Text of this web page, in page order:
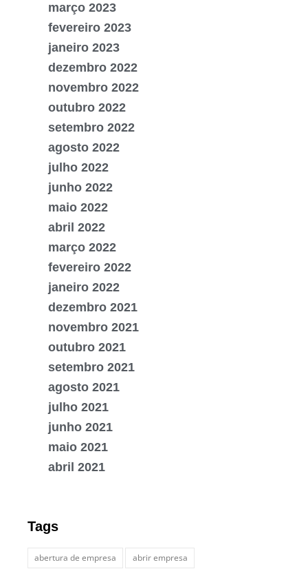
março 2023
fevereiro 2023
janeiro 2023
dezembro 2022
novembro 2022
outubro 2022
setembro 2022
agosto 2022
julho 2022
junho 2022
maio 2022
abril 2022
março 2022
fevereiro 2022
janeiro 2022
dezembro 2021
novembro 2021
outubro 2021
setembro 2021
agosto 2021
julho 2021
junho 2021
maio 2021
abril 2021
Tags
abertura de empresa
abrir empresa